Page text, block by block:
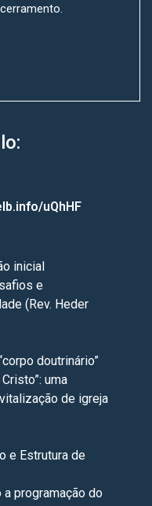
uQhHF
inicial
e
(Rev. Heder
doutrinário”
uma
de igreja
e Estrutura de
a programação do